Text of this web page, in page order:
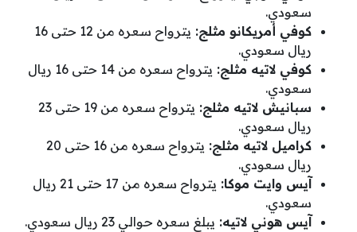
سعودي.
كوفي أمريكانو مثلج:
يترواح سعره من 12 حتى 16
ريال سعودي.
كوفي لاتيه مثلج:
يترواح سعره من 14 حتى 16 ريال
سعودي.
سبانيش لاتيه مثلج:
يترواح سعره من 19 حتى 23
ريال سعودي.
كراميل لاتيه مثلج:
يترواح سعره من 16 حتى 20
ريال سعودي.
آيس وايت موكا:
يترواح سعره من 17 حتى 21 ريال
سعودي.
آيس هوني لاتيه: يبلغ سعره حوالي 23 ريال سعودي.